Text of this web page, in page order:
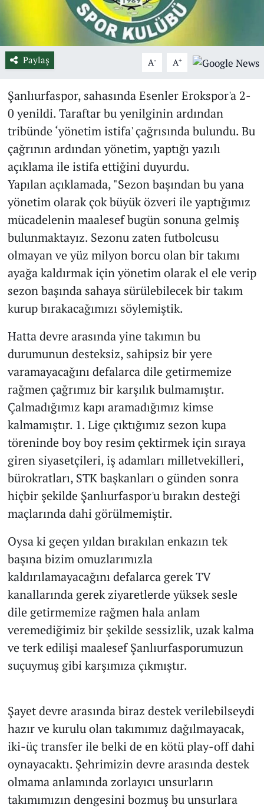
Paylaş A- A+
Şanlıurfaspor, sahasında Esenler Erokspor'a 2-
0 yenildi. Taraftar bu yenilginin ardından
tribünde ‘yönetim istifa' çağrısında bulundu. Bu
çağrının ardından yönetim, yaptığı yazılı
açıklama ile istifa ettiğini duyurdu.
Yapılan açıklamada, "Sezon başından bu yana
yönetim olarak çok büyük özveri ile yaptığımız
mücadelenin maalesef bugün sonuna gelmiş
bulunmaktayız. Sezonu zaten futbolcusu
olmayan ve yüz milyon borcu olan bir takımı
ayağa kaldırmak için yönetim olarak el ele verip
sezon başında sahaya sürülebilecek bir takım
kurup bırakacağımızı söylemiştik.
Hatta devre arasında yine takımın bu
durumunun desteksiz, sahipsiz bir yere
varamayacağını defalarca dile getirmemize
rağmen çağrımız bir karşılık bulmamıştır.
Çalmadığımız kapı aramadığımız kimse
kalmamıştır. 1. Lige çıktığımız sezon kupa
töreninde boy boy resim çektirmek için sıraya
giren siyasetçileri, iş adamları milletvekilleri,
bürokratları, STK başkanları o günden sonra
hiçbir şekilde Şanlıurfaspor'u bırakın desteği
maçlarında dahi görülmemiştir.
Oysa ki geçen yıldan bırakılan enkazın tek
başına bizim omuzlarımızla
kaldırılamayacağını defalarca gerek TV
kanallarında gerek ziyaretlerde yüksek sesle
dile getirmemize rağmen hala anlam
veremediğimiz bir şekilde sessizlik, uzak kalma
ve terk edilişi maalesef Şanlıurfasporumuzun
suçuymuş gibi karşımıza çıkmıştır.
Şayet devre arasında biraz destek verilebilseydi
hazır ve kurulu olan takımımız dağılmayacak,
iki-üç transfer ile belki de en kötü play-off dahi
oynayacaktı. Şehrimizin devre arasında destek
olmama anlamında zorlayıcı unsurların
takımımızın dengesini bozmuş bu unsurlara